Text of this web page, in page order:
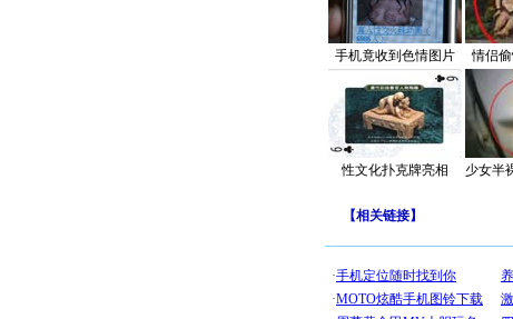
手机竟收到色情图片 情侣
性文化扑克牌亮相 少女半
【相关链接】